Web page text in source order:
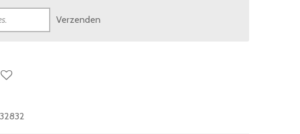
Verzenden